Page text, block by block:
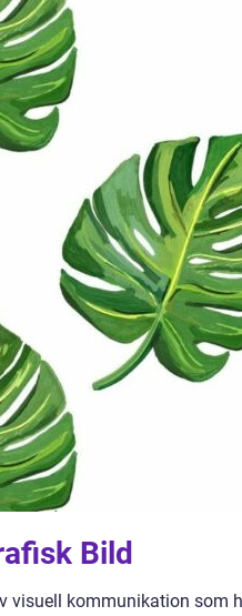
Bild
visuell kommunikation som